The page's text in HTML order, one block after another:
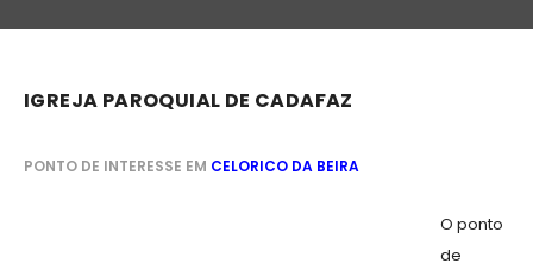
IGREJA PAROQUIAL DE CADAFAZ
PONTO DE INTERESSE EM CELORICO DA BEIRA
O ponto
de